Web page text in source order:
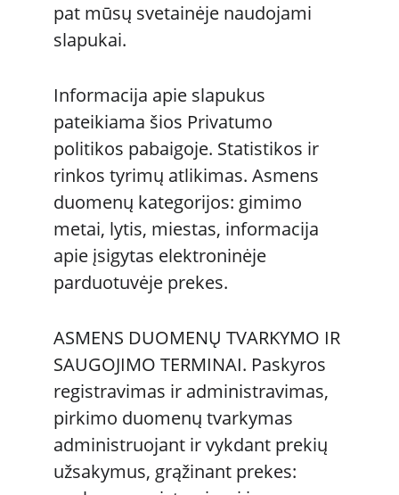
pat mūsų svetainėje naudojami
slapukai.
Informacija apie slapukus
pateikiama šios Privatumo
politikos pabaigoje. Statistikos ir
rinkos tyrimų atlikimas. Asmens
duomenų kategorijos: gimimo
metai, lytis, miestas, informacija
apie įsigytas elektroninėje
parduotuvėje prekes.
ASMENS DUOMENŲ TVARKYMO IR
SAUGOJIMO TERMINAI. Paskyros
registravimas ir administravimas,
pirkimo duomenų tvarkymas
administruojant ir vykdant prekių
užsakymus, grąžinant prekes: